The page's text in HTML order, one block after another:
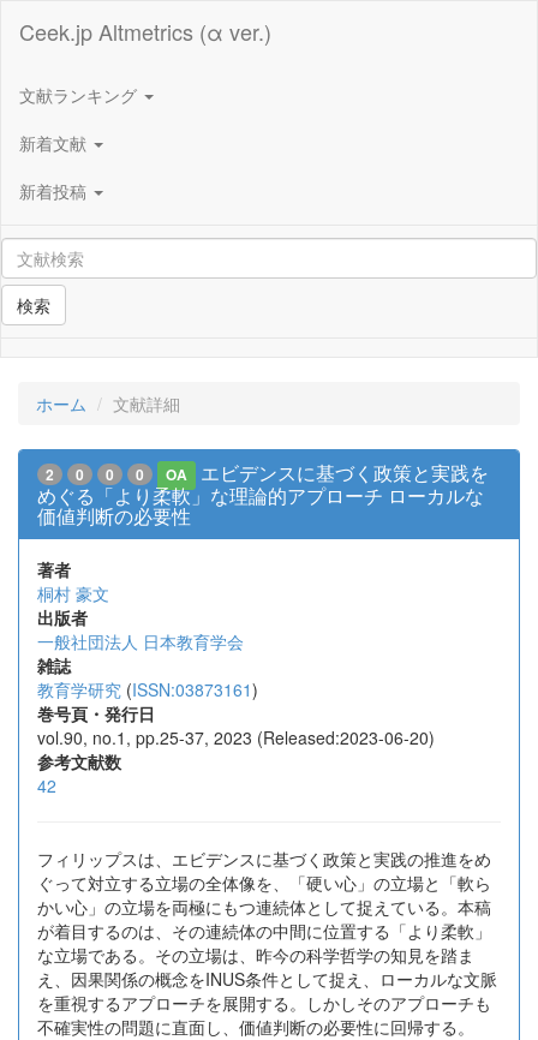
Ceek.jp Altmetrics (α ver.)
文献ランキング
新着文献
新着投稿
検索
ホーム 文献詳細
2 0 0 0 OA
エビデンスに基づく政策と実践を
めぐる「より柔軟」な理論的アプローチ ローカルな
価値判断の必要性
著者
桐村 豪文
出版者
一般社団法人 日本教育学会
雑誌
教育学研究 (ISSN:03873161)
巻号頁・発行日
vol.90, no.1, pp.25-37, 2023 (Released:2023-06-20)
参考文献数
42
フィリップスは、エビデンスに基づく政策と実践の推進をめ
ぐって対立する立場の全体像を、「硬い心」の立場と「軟ら
かい心」の立場を両極にもつ連続体として捉えている。本稿
が着目するのは、その連続体の中間に位置する「より柔軟」
な立場である。その立場は、昨今の科学哲学の知見を踏ま
え、因果関係の概念をINUS条件として捉え、ローカルな文脈
を重視するアプローチを展開する。しかしそのアプローチも
不確実性の問題に直面し、価値判断の必要性に回帰する。